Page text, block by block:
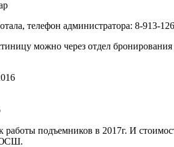
телефон администратора: 8-913-
можно через отдел
работы подъемников в 2017г. И